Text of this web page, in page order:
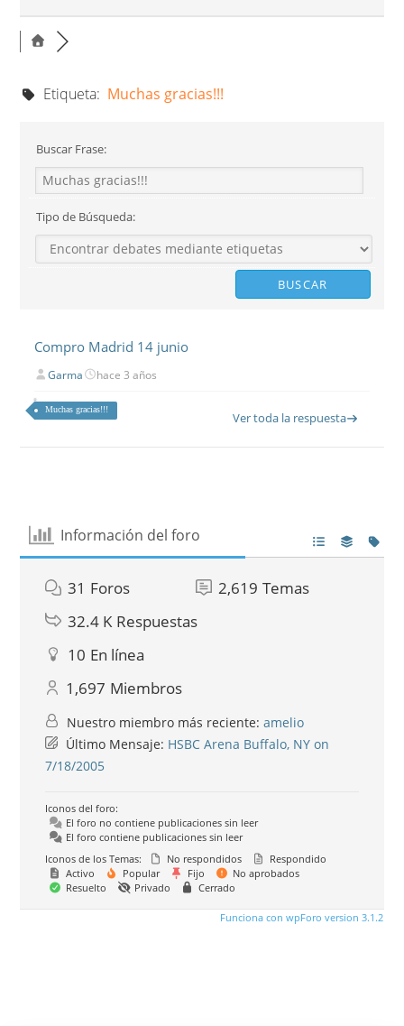
Etiqueta: Muchas gracias!!!
Buscar Frase:
Tipo de Búsqueda:
Compro Madrid 14 junio
Garma hace 3 años
Muchas gracias!!!
Ver toda la respuesta
Información del foro
31 Foros 2,619 Temas
32.4 K Respuestas
10 En línea
1,697 Miembros
Nuestro miembro más reciente:amelio
Último Mensaje: HSBC Arena Buffalo, NY on
7/18/2005
Iconos del foro:
El foro no contiene publicaciones sin leer
El foro contiene publicaciones sin leer
Iconos de los Temas:
No respondidos
Respondido
Activo
Popular Fijo
No aprobados
Resuelto
Privado Cerrado
Funciona con wpForo version 3.1.2